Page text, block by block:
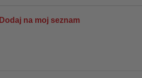
Dodaj na moj seznam